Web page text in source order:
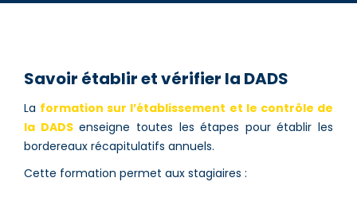
Savoir établir et vérifier la DADS
La formation sur l’établissement et le contrôle de
la DADSenseigne toutes les étapes pour établir les
bordereaux récapitulatifs annuels.
Cette formation permet aux stagiaires :